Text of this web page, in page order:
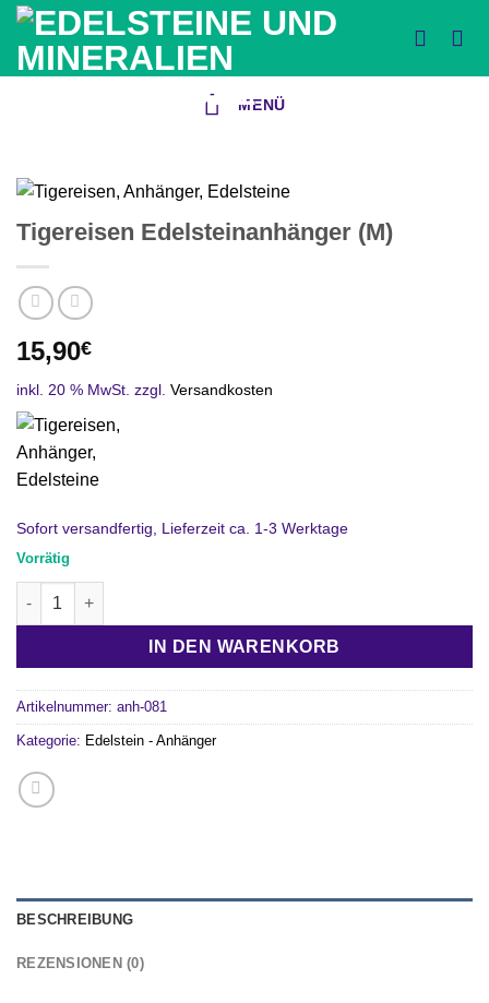
Zum
Inhalt
springen
MENÜ
Tigereisen Edelsteinanhänger (M)
15,90€
inkl. 20 % MwSt. zzgl. Versandkosten
Sofort versandfertig, Lieferzeit ca. 1-3 Werktage
Vorrätig
Tigereisen Edelsteinanhänger (M) Menge
IN DEN WARENKORB
Artikelnummer: anh-081
Kategorie: Edelstein - Anhänger
BESCHREIBUNG
REZENSIONEN (0)